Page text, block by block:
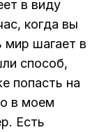
в виду
когда вы
мир шагает в
способ,
попасть на
в моем
Есть